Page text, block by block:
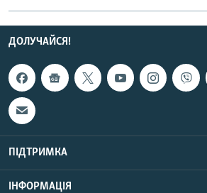
УКР
КТАТ
ДОЛУЧАЙСЯ!
ДОЛУЧАЙСЯ!
ПІДТРИМКА
ІНФОРМАЦІЯ